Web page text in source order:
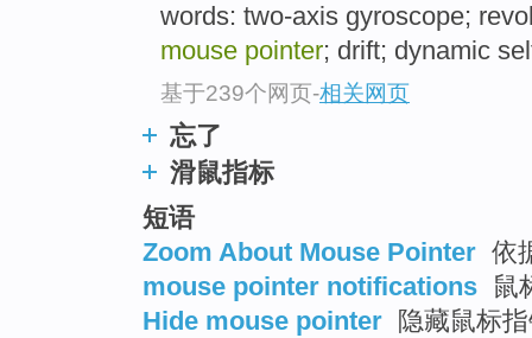
words: two-axis gyroscope;
mouse pointer; drift; dynamic
基于239个网页-相关网页
忘了
滑鼠指标
短语
Zoom About Mouse Pointer 依
mouse pointer notifications 鼠
Hide mouse pointer
隐藏鼠标